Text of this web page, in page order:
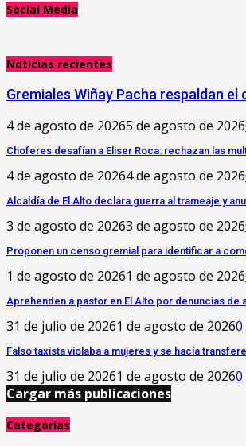
Social Media
Noticias recientes
Gremiales Wiñay Pacha respaldan
4 de agosto de 20265 de agosto de 2026
Choferes desafían a Eliser Roca: rechazan las
4 de agosto de 20264 de agosto de 2026
‎Alcaldía de El Alto declara guerra al trameaje y
3 de agosto de 20263 de agosto de 2026
Proponen un censo gremial para identificar a
1 de agosto de 20261 de agosto de 2026
Aprehenden a pastor en El Alto por denuncias de
31 de julio de 20261 de agosto de 20260
Falso taxista violaba a mujeres y se hacía
31 de julio de 20261 de agosto de 20260
Cargar más publicaciones
Categorías